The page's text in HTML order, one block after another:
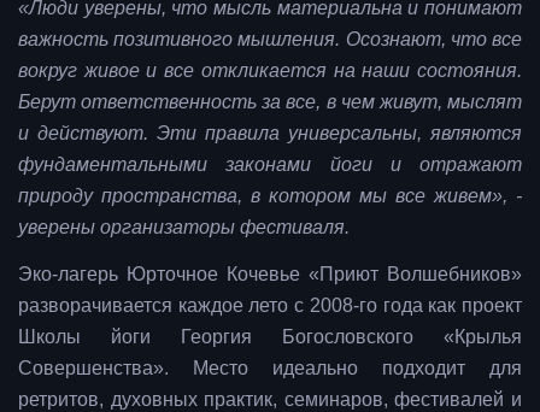
«Люди уверены, что мысль материальна и понимают
важность позитивного мышления. Осознают, что все
вокруг живое и все откликается на наши состояния.
Берут ответственность за все, в чем живут, мыслят
и действуют. Эти правила универсальны, являются
фундаментальными законами йоги и отражают
природу пространства, в котором мы все живем», -
уверены организаторы фестиваля.
Эко-лагерь Юрточное Кочевье «Приют Волшебников»
разворачивается каждое лето с 2008-го года как проект
Школы йоги Георгия Богословского «Крылья
Совершенства». Место идеально подходит для
ретритов, духовных практик, семинаров, фестивалей и